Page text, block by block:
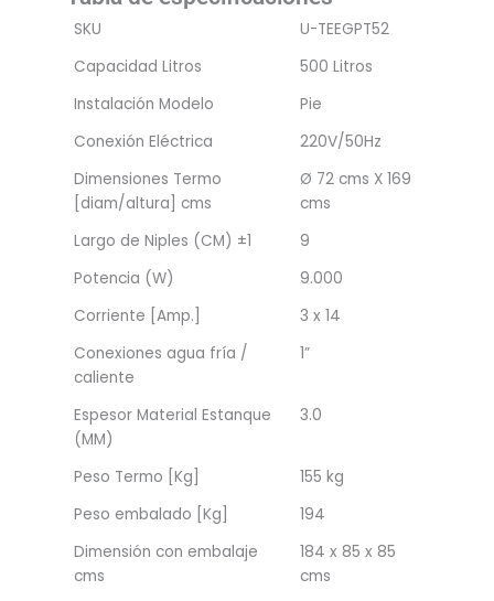
SKU
U-TEEGPT52
Capacidad Litros
500 Litros
Instalación Modelo
Pie
Conexión Eléctrica
220V/50Hz
Dimensiones Termo
[diam/altura] cms
Ø 72 cms X 169
cms
Largo de Niples (CM) ±1
9
Potencia (W)
9.000
Corriente [Amp.]
3 x 14
Conexiones agua fría /
caliente
1”
Espesor Material Estanque
(MM)
3.0
Peso Termo [Kg]
155 kg
Peso embalado [Kg]
194
Dimensión con embalaje
cms
184 x 85 x 85
cms